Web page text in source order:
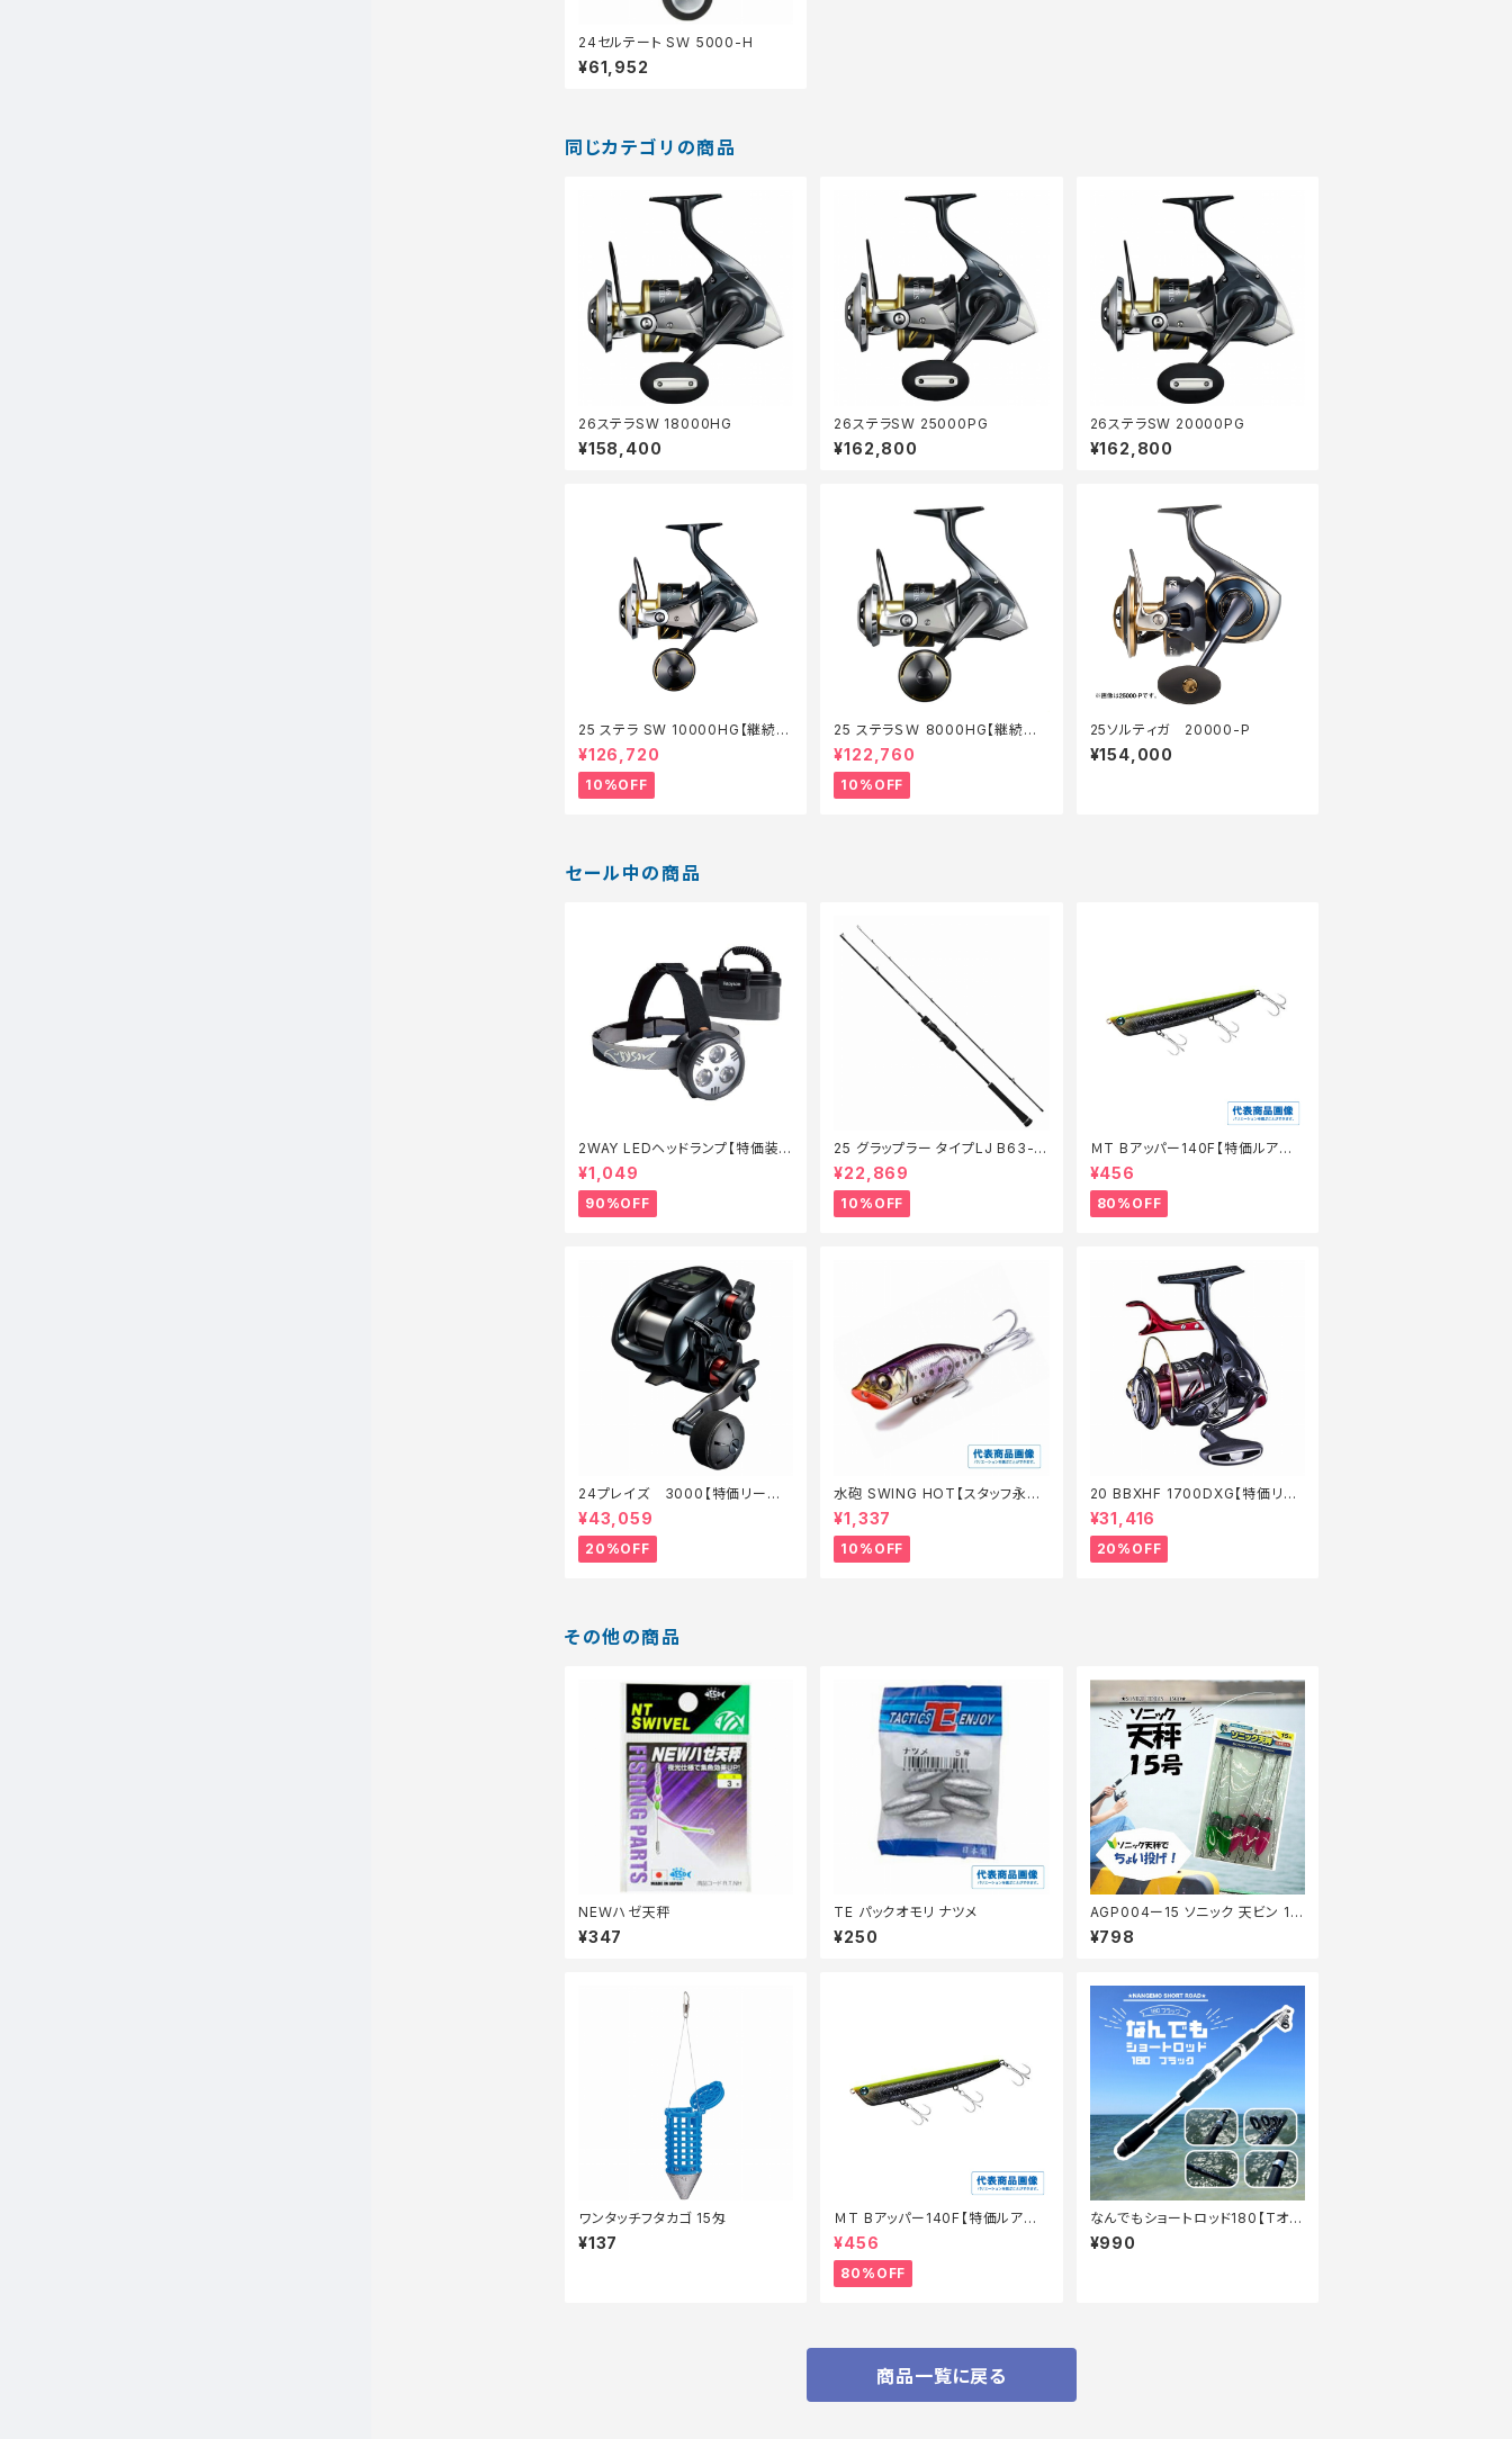
24セルテート SＷ 5000-H
¥61,952
同じカテゴリの商品
26ステラSW 18000HG
¥158,400
26ステラSW 25000PG
¥162,800
26ステラSW 20000PG
¥162,800
25 ステラ SW 10000HG【継続セ
ール_リール】【10】
¥126,720
10%OFF
25 ステラＳＷ 8000HG【継続セ
ール_リール】【10】
¥122,760
10%OFF
25ソルティガ 20000-P
¥154,000
セール中の商品
2WAY LEDヘッドランプ【特価装
備】【90】
¥1,049
90%OFF
25 グラップラー タイプLJ B63-3
【継続セール_ロッド】【10】
¥22,869
10%OFF
ＭT Bアッパー140F【特価ルアー】
【80】
¥456
80%OFF
24プレイズ 3000【特価リール】
【20】
¥43,059
20%OFF
水砲 SWING HOT【スタッフ永徳
夏のチニングオススメルアー】
¥1,337
10%OFF
20 BBXHF 1700DXG【特価リー
ル】【20】
¥31,416
20%OFF
その他の商品
NEＷハゼ天秤
¥347
TE パックオモリ ナツメ
¥250
AGP004ー15 ソニック 天ビン 15
号5P(TOOEM)【Tオリ】
¥798
ワンタッチフタカゴ 15匁
¥137
ＭT Bアッパー140F【特価ルアー】
【80】
¥456
80%OFF
なんでもショートロッド180【Tオ
リ】
¥990
商品一覧に戻る